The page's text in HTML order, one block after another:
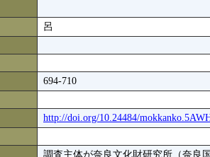
呂
694-710
http://doi.org/10.24484/
調査主体が奈良文化財研究所（奈良